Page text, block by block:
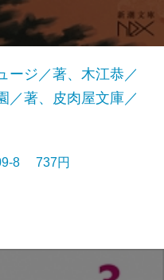
ージ／著、木江恭／
／著、皮肉屋文庫／
8 737円